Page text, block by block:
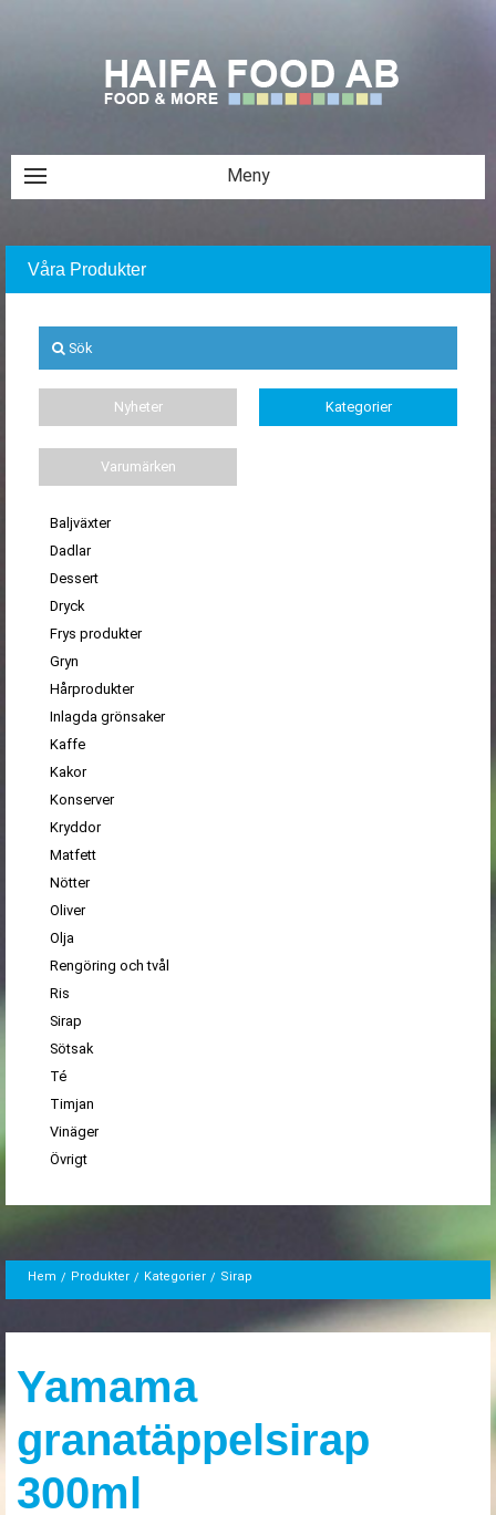
Våra Produkter
Sök
Nyheter Kategorier
Varumärken
Baljväxter
Dadlar
Dessert
Dryck
Frys produkter
Gryn
Hårprodukter
Inlagda grönsaker
Kaffe
Kakor
Konserver
Kryddor
Matfett
Nötter
Oliver
Olja
Rengöring och tvål
Ris
Sirap
Sötsak
Té
Timjan
Vinäger
Övrigt
Hem Produkter Kategorier Sirap
Yamama
granatäppelsirap
300ml